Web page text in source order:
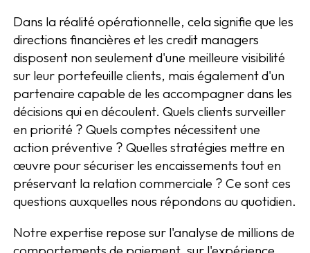
Dans la réalité opérationnelle, cela signifie que les
directions financières et les credit managers
disposent non seulement d'une meilleure visibilité
sur leur portefeuille clients, mais également d'un
partenaire capable de les accompagner dans les
décisions qui en découlent. Quels clients surveiller
en priorité ? Quels comptes nécessitent une
action préventive ? Quelles stratégies mettre en
œuvre pour sécuriser les encaissements tout en
préservant la relation commerciale ? Ce sont ces
questions auxquelles nous répondons au quotidien.
Notre expertise repose sur l'analyse de millions de